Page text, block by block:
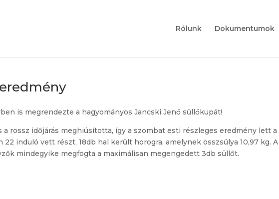
Rólunk Dokumentumok
is megrendezte a hagyományos Jancski Jenő süllőkupát!
a rossz időjárás meghiúsította, így a szombat esti részleges eredmény lett a
22 induló vett részt, 18db hal került horogra, amelynek összsúlya 10,97 kg. A
mindegyike megfogta a maximálisan megengedett 3db süllőt.